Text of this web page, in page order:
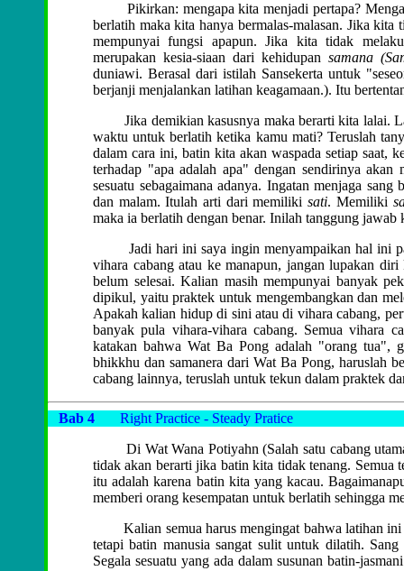
Pikirkan: mengapa kita menjadi pertapa?
berlatih maka kita hanya bermalas-malasan. Jika
mempunyai fungsi apapun. Jika kita tidak
merupakan kesia-siaan dari kehidupan samana (
duniawi. Berasal dari istilah Sansekerta untuk
berjanji menjalankan latihan keagamaan.). Itu
Jika demikian kasusnya maka berarti kita lalai.
waktu untuk berlatih ketika kamu mati? Teruslah
dalam cara ini, batin kita akan waspada setiap saat,
terhadap "apa adalah apa" dengan sendirinya
sesuatu sebagaimana adanya. Ingatan menjaga
dan malam. Itulah arti dari memilikisati. Memiliki
maka ia berlatih dengan benar. Inilah tanggung jawab
Jadi hari ini saya ingin menyampaikan hal ini
vihara cabang atau ke manapun, jangan lupakan
belum selesai. Kalian masih mempunyai banyak
dipikul, yaitu praktek untuk mengembangkan dan
Apakah kalian hidup di sini atau di vihara cabang,
banyak pula vihara-vihara cabang. Semua vihara
katakan bahwa Wat Ba Pong adalah "orang tua",
bhikkhu dan samanera dari Wat Ba Pong, haruslah
cabang lainnya, teruslah untuk tekun dalam praktek
Bab 4
Right Practice - Steady Pratice
Di Wat Wana Potiyahn (Salah satu cabang
tidak akan berarti jika batin kita tidak tenang. Semua
itu adalah karena batin kita yang kacau.
memberi orang kesempatan untuk berlatih sehingga
Kalian semua harus mengingat bahwa latihan ini
tetapi batin manusia sangat sulit untuk dilatih.
Segala sesuatu yang ada dalam susunan batin-